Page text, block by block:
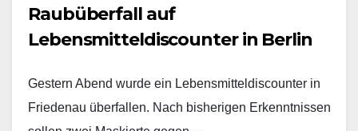
Raubüberfall auf
Lebensmitteldiscounter in Berlin
Gestern Abend wurde ein Lebensmitteldiscounter in
Friedenau überfallen. Nach bisherigen Erkenntnissen